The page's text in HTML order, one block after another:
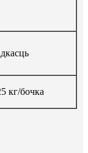
кг/бочка